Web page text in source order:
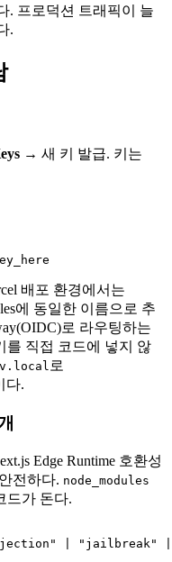
. 프로덕션 트래픽이 늘
.
→ 새 키 발급. 키는
배포 환경에서는
에 동일한 이름으로 추
로 라우팅하는
를 직접 코드에 넣지 않
로
다.
Edge Runtime 호환성
전하다. node_modules
드가 돈다.
|